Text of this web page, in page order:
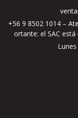
+56 9 8502 1014 –
ortante: el SAC